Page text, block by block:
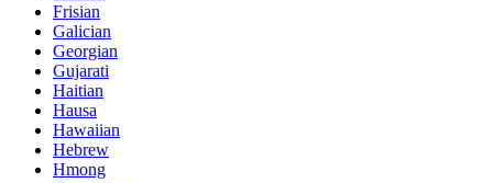
Frisian
Galician
Georgian
Gujarati
Haitian
Hausa
Hawaiian
Hebrew
Hmong